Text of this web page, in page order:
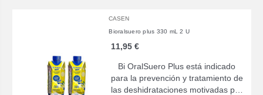
CASEN
Bioralsuero plus 330 mL 2 U
11,95 €
Bi OralSuero Plus está indicado
para la prevención y tratamiento de
las deshidrataciones motivadas p…